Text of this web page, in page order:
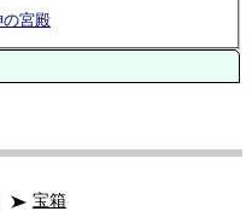
の宮殿
宝箱